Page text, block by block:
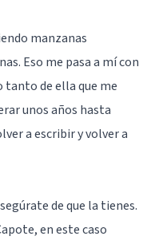
manzanas
Eso me pasa a mí con
de ella que me
unos años hasta
a escribir y volver a
de que la tienes.
en este caso